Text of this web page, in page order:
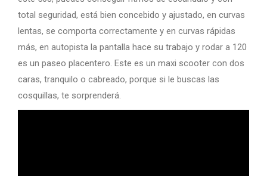
total seguridad, está bien concebido y ajustado, en curvas
lentas, se comporta correctamente y en curvas rápidas
más, en autopista la pantalla hace su trabajo y rodar a 120
es un paseo placentero. Este es un maxi scooter con dos
caras, tranquilo o cabreado, porque si le buscas las
cosquillas, te sorprenderá.